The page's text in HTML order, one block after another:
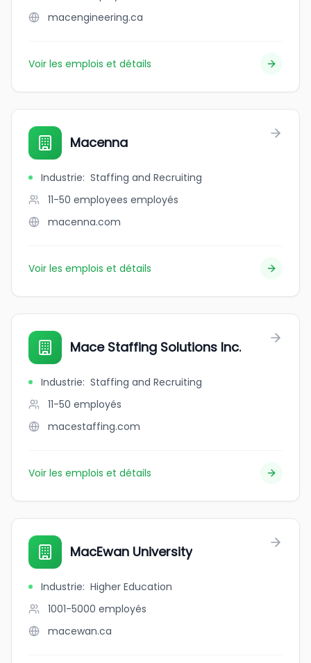
macengineering.ca
Voir les emplois et détails
Macenna
Industrie: Staffing and Recruiting
11-50 employees employés
macenna.com
Voir les emplois et détails
Mace Staffing Solutions Inc.
Industrie: Staffing and Recruiting
11-50 employés
macestaffing.com
Voir les emplois et détails
MacEwan University
Industrie: Higher Education
1001-5000 employés
macewan.ca